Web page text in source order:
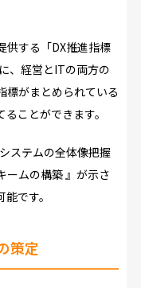
供する「DX推進指標
、経営とITの両方の
標がまとめられている
ことができます。
ステムの全体像把握
ームの構築 』が示さ
です。
策定